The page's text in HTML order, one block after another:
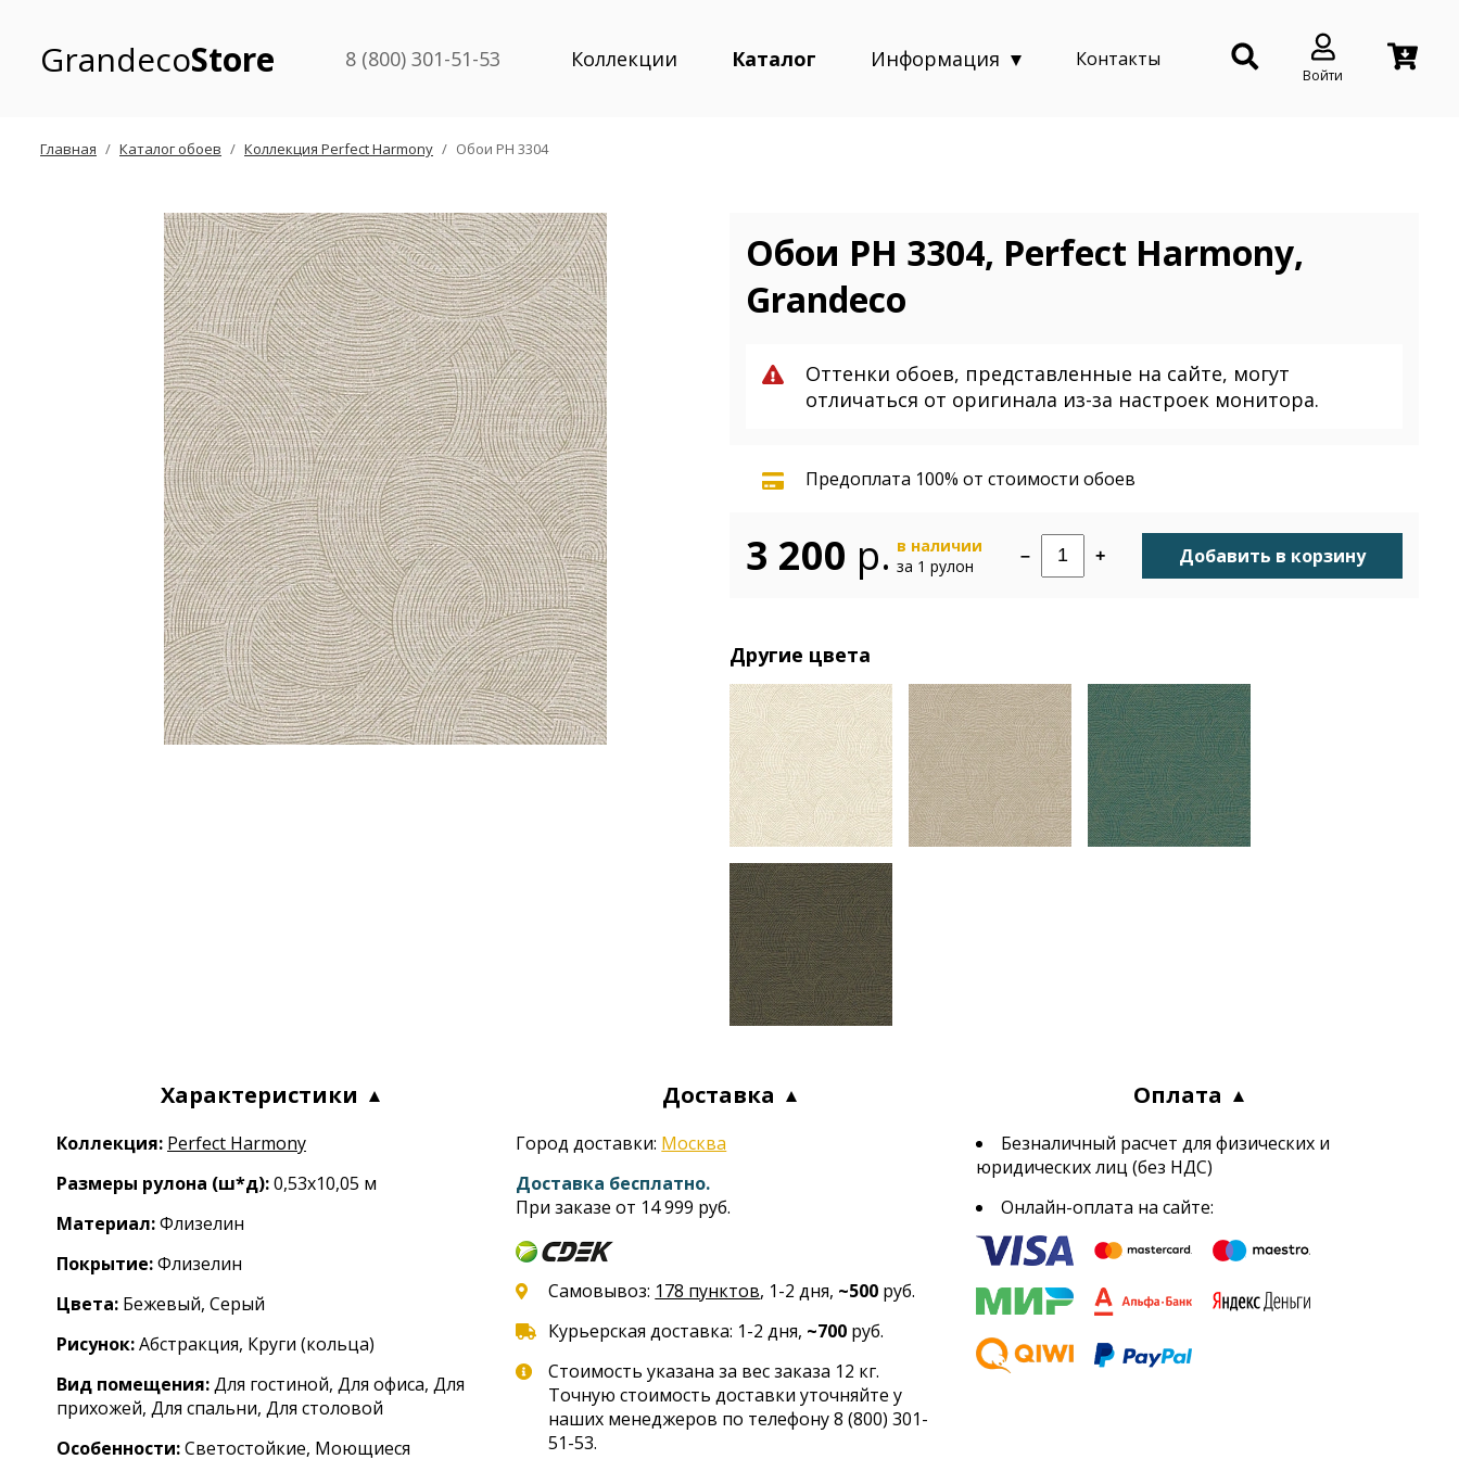
GrandecoStore 8 (800) 301-51-53 Коллекции Каталог Информация Контакты
Войти
Главная Каталог обоев Коллекция Perfect Harmony Обои PH 3304
Обои PH 3304, Perfect Harmony,
Grandeco
Оттенки обоев, представленные на сайте, могут
отличаться от оригинала из-за настроек монитора.
Предоплата 100% от стоимости обоев
3 200 р. в наличии
за 1 рулон
– + Добавить в корзину
Другие цвета
Характеристики
Коллекция: Perfect Harmony
Размеры рулона (ш*д):0,53x10,05 м
Материал:Флизелин
Покрытие:Флизелин
Цвета: Бежевый, Серый
Рисунок:Абстракция, Круги (кольца)
Вид помещения:Для гостиной, Для офиса, Для
прихожей, Для спальни, Для столовой
Особенности:Светостойкие, Моющиеся
Доставка
Город доставки: Москва
Доставка бесплатно.
При заказе от 14 999 руб.
Самовывоз: 178 пунктов, 1-2 дня, ~500 руб.
Курьерская доставка: 1-2 дня, ~700 руб.
Стоимость указана за вес заказа 12 кг.
Точную стоимость доставки уточняйте у
наших менеджеров по телефону8 (800) 301-
51-53.
Оплата
Безналичный расчет для физических и
юридических лиц (без НДС)
Онлайн-оплата на сайте: